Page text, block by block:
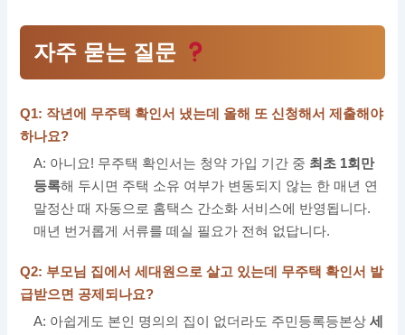
자주 묻는 질문
Q1: 작년에 무주택 확인서 냈는데 올해 또 신청해서 제출해야
하나요?
A: 아니요! 무주택 확인서는 청약 가입 기간 중 최초 1회만
등록해 두시면 주택 소유 여부가 변동되지 않는 한 매년 연
말정산 때 자동으로 홈택스 간소화 서비스에 반영됩니다.
매년 번거롭게 서류를 떼실 필요가 전혀 없답니다.
Q2: 부모님 집에서 세대원으로 살고 있는데 무주택 확인서 발
급받으면 공제되나요?
A: 아쉽게도 본인 명의의 집이 없더라도 주민등록등본상세